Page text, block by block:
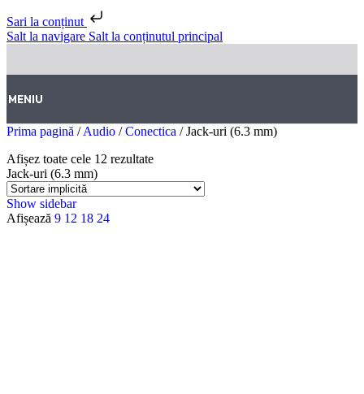
Sari la conținut
Salt la navigare Salt la conținutul principal
MENIU
Prima pagină / Audio / Conectica / Jack-uri (6.3 mm)
Afișez toate cele 12 rezultate
Jack-uri (6.3 mm)
Show sidebar
Afișează 9 12 18 24